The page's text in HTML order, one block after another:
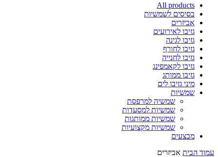
All products
בסיסים לשמשיות
אביזרים
גזיבו לאירועים
גזיבו לגינה
גזיבו לחורף
גזיבו לחנייה
גזיבו לקאמפינג
גזיבו ממותג
מיני גזיבו לים
שמשיות
שמשיה למרפסת
שמשיות למסעדות
שמשיות ממותגות
שמשיות מקצועיות
מבצעים
עמוד הבית אביזרים